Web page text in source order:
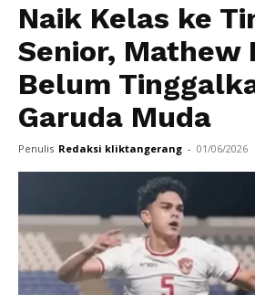
Naik Kelas ke
Senior, Mathew
Belum
Garuda Muda
Penulis Redaksi kliktangerang - 01/06/2026